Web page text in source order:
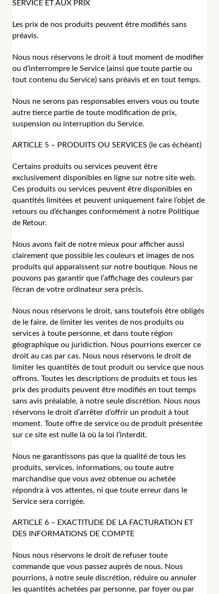
SERVICE ET AUX PRIX
Les prix de nos produits peuvent être modifiés sans
préavis.
Nous nous réservons le droit à tout moment de modifier
ou d’interrompre le Service (ainsi que toute partie ou
tout contenu du Service) sans préavis et en tout temps.
Nous ne serons pas responsables envers vous ou toute
autre tierce partie de toute modification de prix,
suspension ou interruption du Service.
ARTICLE 5 – PRODUITS OU SERVICES (le cas échéant)
Certains produits ou services peuvent être
exclusivement disponibles en ligne sur notre site web.
Ces produits ou services peuvent être disponibles en
quantités limitées et peuvent uniquement faire l’objet de
retours ou d’échanges conformément à notre Politique
de Retour.
Nous avons fait de notre mieux pour afficher aussi
clairement que possible les couleurs et images de nos
produits qui apparaissent sur notre boutique. Nous ne
pouvons pas garantir que l’affichage des couleurs par
l’écran de votre ordinateur sera précis.
Nous nous réservons le droit, sans toutefois être obligés
de le faire, de limiter les ventes de nos produits ou
services à toute personne, et dans toute région
géographique ou juridiction. Nous pourrions exercer ce
droit au cas par cas. Nous nous réservons le droit de
limiter les quantités de tout produit ou service que nous
offrons. Toutes les descriptions de produits et tous les
prix des produits peuvent être modifiés en tout temps
sans avis préalable, à notre seule discrétion. Nous nous
réservons le droit d’arrêter d’offrir un produit à tout
moment. Toute offre de service ou de produit présentée
sur ce site est nulle là où la loi l’interdit.
Nous ne garantissons pas que la qualité de tous les
produits, services, informations, ou toute autre
marchandise que vous avez obtenue ou achetée
répondra à vos attentes, ni que toute erreur dans le
Service sera corrigée.
ARTICLE 6 – EXACTITUDE DE LA FACTURATION ET
DES INFORMATIONS DE COMPTE
Nous nous réservons le droit de refuser toute
commande que vous passez auprès de nous. Nous
pourrions, à notre seule discrétion, réduire ou annuler
les quantités achetées par personne, par foyer ou par